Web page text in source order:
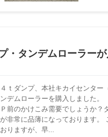
・タンデムローラーが
ｔダンプ、本社キカイセンター
デムローラーを購入しました
前のかけこみ需要でしょうか？
非常に品薄になっております。
りますが、早...